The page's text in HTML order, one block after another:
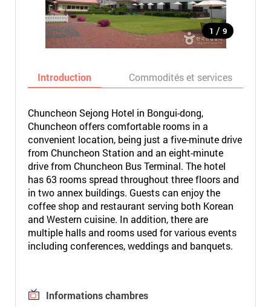
1 / 9
Introduction Commodités et services
Chuncheon Sejong Hotel in Bongui-dong,
Chuncheon offers comfortable rooms in a
convenient location, being just a five-minute drive
from Chuncheon Station and an eight-minute
drive from Chuncheon Bus Terminal. The hotel
has 63 rooms spread throughout three floors and
in two annex buildings. Guests can enjoy the
coffee shop and restaurant serving both Korean
and Western cuisine. In addition, there are
multiple halls and rooms used for various events
including conferences, weddings and banquets.
Informations chambres